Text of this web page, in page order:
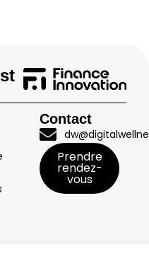
Contact
Prendre
rendez-
vous